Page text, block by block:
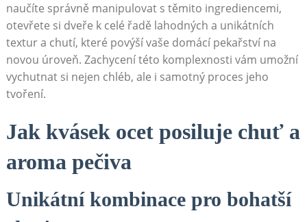
naučíte správně manipulovat ⁤s těmito ingrediencemi,
otevřete si dveře k celé řadě lahodných a unikátních
textur a chutí, ⁤které povýší vaše domácí pekařství na
novou⁤ úroveň. Zachycení této‍ komplexnosti vám umožní
vychutnat si nejen chléb, ale i samotný proces jeho
tvoření.
Jak kvásek ocet ⁣posiluje ⁢chuť a
aroma ‍pečiva
Unikátní‌ kombinace pro bohatší⁣